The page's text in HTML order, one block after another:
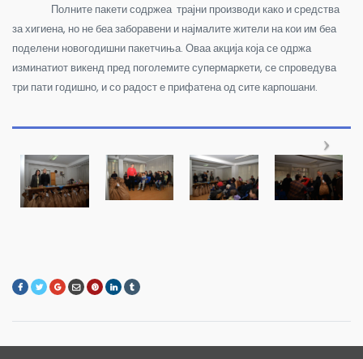
Полните пакети содржеа трајни производи како и средства
за хигиена, но не беа заборавени и најмалите жители на кои им беа
поделени новогодишни пакетчиња. Оваа акција која се одржа
изминатиот викенд пред поголемите супермаркети, се спроведува
три пати годишно, и со радост е прифатена од сите карпошани.